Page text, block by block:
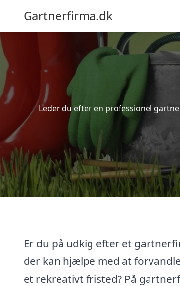
Gartnerfirma.dk
Leder du efter en professionel
Er du på udkig efter et
der kan hjælpe med at
et rekreativt fristed? På